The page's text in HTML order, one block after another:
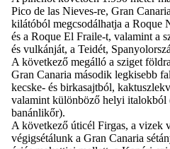
Pico de las Nieves-re, Gran
kilátóból megcsodálhatja a Roque
és a Roque El Fraile-t, valamint a
és vulkánját, a Teidét,
A következő megálló a sziget
Gran Canaria második legkisebb
kecske- és birkasajtból,
valamint különböző helyi italokból
banánlikőr).
A következő úticél Firgas, a vizek
végigsétálunk a Gran Canaria